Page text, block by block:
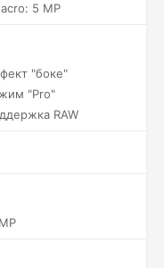
5 MP
"боке"
"Pro"
RAW